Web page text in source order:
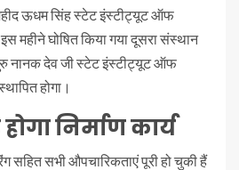
ऊधम सिंह स्टेट इंस्टीट्यूट ऑफ
महीने घोषित किया गया दूसरा संस्थान
नानक देव जी स्टेट इंस्टीट्यूट ऑफ
होगा।
निर्माण कार्य
सहित सभी औपचारिकताएं पूरी हो चुकी हैं